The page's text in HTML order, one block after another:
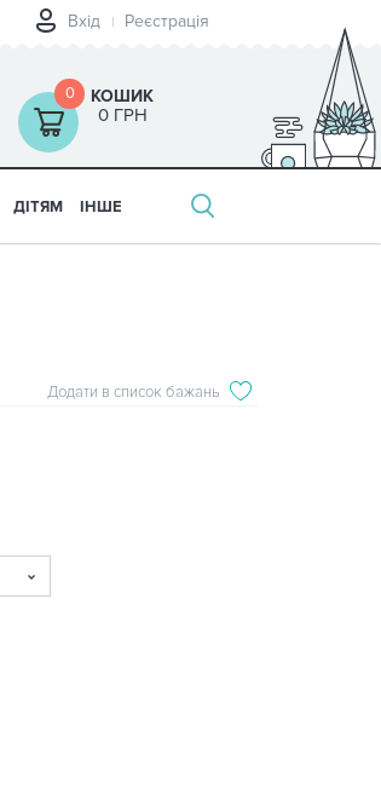
Вхід Реєстрація
0 КОШИК
0 ГРН
ДІТЯМ ІНШЕ
Додати в список бажань